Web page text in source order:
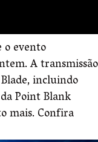
evento
A transmissão
incluindo
Point Blank
mais. Confira